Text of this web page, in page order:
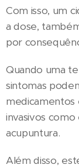
Com isso, um
a dose,
por
Quando uma
sintomas
invasivos
acupuntura.
Além disso,